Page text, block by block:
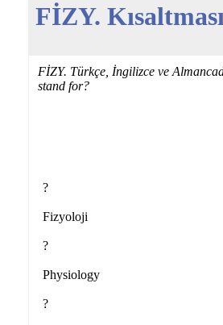
FİZY.
FİZY. Türkçe, İngilizce ve
stand for?
?
Fizyoloji
?
Physiology
?